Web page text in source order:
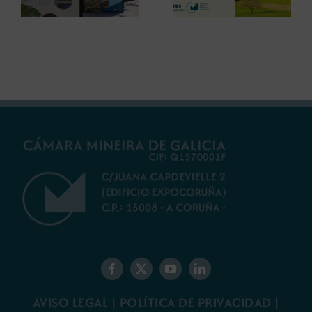
debatir sobre el
restauración
AVISO LEGAL | POLÍTICA DE PRIVACIDAD |